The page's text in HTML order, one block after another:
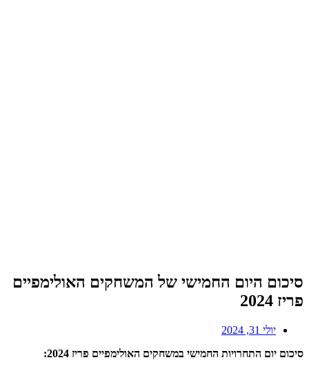
סיכום היום החמישי של המשחקים האולימפיים
פריז 2024
יולי 31, 2024
סיכום יום התחרויות החמישי במשחקים האולימפיים פריז 2024: